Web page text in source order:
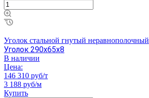
Уголок стальной гнутый неравнополочный
Уголок 290х65х8
В наличии
Цена:
146 310 руб/т
3 188 руб/м
Купить